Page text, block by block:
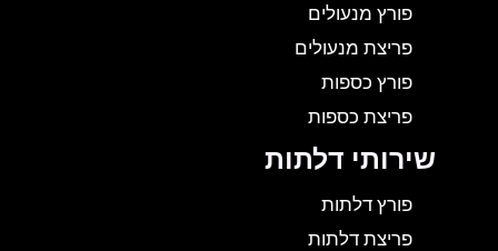
פורץ מנעולים
פריצת מנעולים
פורץ כספות
פריצת כספות
שירותי דלתות
פורץ דלתות
פריצת דלתות